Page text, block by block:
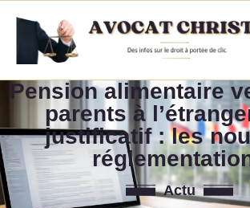
Pension alimentaire
parents à
justificatif : les
Actu